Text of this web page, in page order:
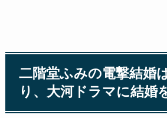
二階堂ふみの電撃結婚
り、大河ドラマに結婚